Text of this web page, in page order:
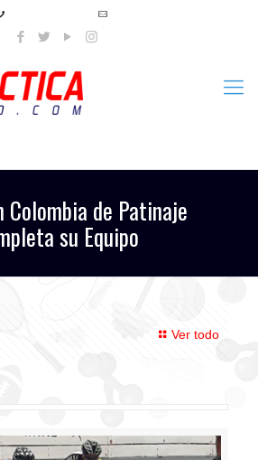
Colombia de Patinaje
su Equipo
Ver todo